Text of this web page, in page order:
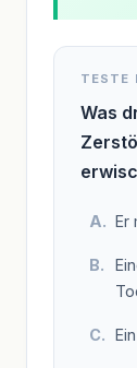
TESTE
Was
Er